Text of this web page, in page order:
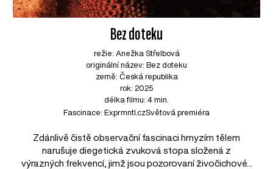
Bez doteku
režie: Anežka Střelbová
originální název: Bez doteku
země: Česká republika
rok: 2025
délka filmu: 4 min.
Fascinace: Exprmntl.czSvětová premiéra
Zdánlivě čistě observační fascinaci hmyzím tělem
narušuje diegetická zvuková stopa složená z
výrazných frekvencí, jimž jsou pozorovaní živočichové...